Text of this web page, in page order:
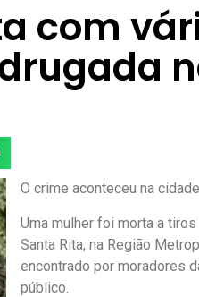
com
O crime aconteceu na
Uma mulher foi morta a
Santa Rita, na Região
encontrado por moradores
público.